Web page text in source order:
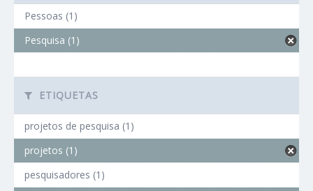
Pessoas (1)
Pesquisa (1)
ETIQUETAS
projetos de pesquisa (1)
projetos (1)
pesquisadores (1)